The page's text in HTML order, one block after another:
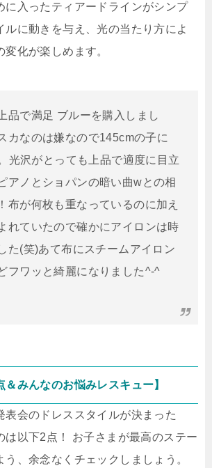
に入ったティアードラインがシンプ
ルに動きを与え、光の当たり方によ
化が楽しめます。
品で満足 ブルーを購入しまし
カなのは嫌なので145cmの子に
光沢がとっても上品で適度に目立
アノとショパンの暗い曲wとの相
が何枚も重なっているのに加え
れていたので確かにアイロンは時
た(笑)あて布にスチームアイロン
フワッと綺麗になりました^-^
＆みんなのお悩みレスキュー】
表会のドレススタイルが決まった
は以下2点！ お子さまが最高のステー
う、余念なくチェックしましょう。